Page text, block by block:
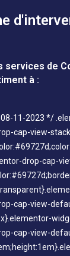
services de
à :
11-2023 */
cap-view-
drop-cap-
cap-view-
cap-view-